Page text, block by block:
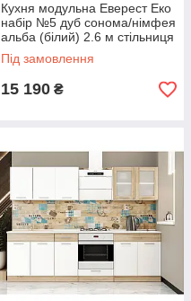
Кухня модульна Еверест Еко
набір №5 дуб сонома/німфея
альба (білий) 2.6 м стільниця
Скай (DTM-071059)
Під замовлення
15 190 ₴